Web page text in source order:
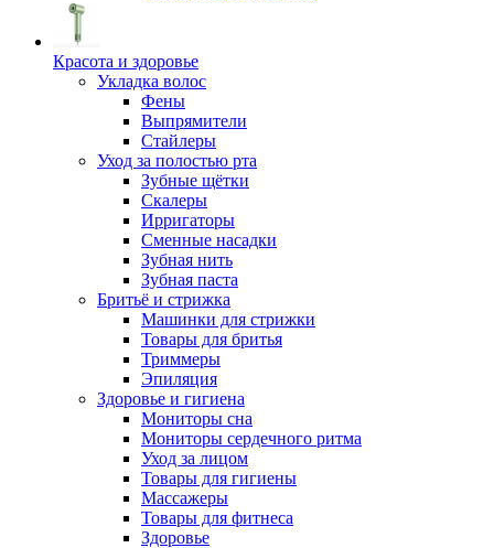
Красота и здоровье
Укладка волос
Фены
Выпрямители
Стайлеры
Уход за полостью рта
Зубные щётки
Скалеры
Ирригаторы
Сменные насадки
Зубная нить
Зубная паста
Бритьё и стрижка
Машинки для стрижки
Товары для бритья
Триммеры
Эпиляция
Здоровье и гигиена
Мониторы сна
Мониторы сердечного ритма
Уход за лицом
Товары для гигиены
Массажеры
Товары для фитнеса
Здоровье